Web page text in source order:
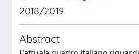
2018/2019
Abstract